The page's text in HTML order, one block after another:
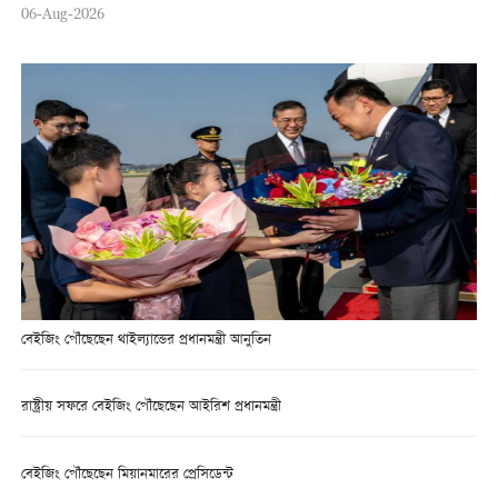
06-Aug-2026
বেইজিং পৌঁছেছেন থাইল্যান্ডের প্রধানমন্ত্রী আনুতিন
রাষ্ট্রীয় সফরে বেইজিং পৌঁছেছেন আইরিশ প্রধানমন্ত্রী
বেইজিং পৌঁছেছেন মিয়ানমারের প্রেসিডেন্ট